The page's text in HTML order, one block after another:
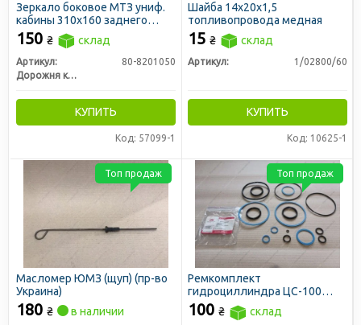
Зеркало боковое МТЗ униф.
кабины 310х160 заднего
вида (ДК)
150 ₴ склад
Артикул:
80-8201050
Дорожня карта
КУПИТЬ
Код: 57099-1
Шайба 14х20х1,5
топливопровода медная
15 ₴ склад
Артикул: 1/02800/60
КУПИТЬ
Код: 10625-1
Масломер ЮМЗ (щуп) (пр-во
Украина)
180 ₴ в наличии
Топ продаж
Ремкомплект
гидроциллиндра ЦС-100
МТЗ, ЮМЗ (ст. обр.) (пр-во
МПИ-Агро)
100 ₴ склад
Топ продаж